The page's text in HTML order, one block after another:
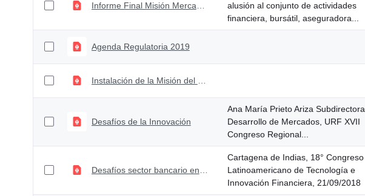
alusión al conjunto de actividades
financiera, bursátil, aseguradora...
Agenda Regulatoria 2019
Desafíos de la Innovación
Ana María Prieto Ariza Subdirectora
Desarrollo de Mercados, URF XVII
Congreso Regional...
Cartagena de Indias, 18° Congreso
Latinoamericano de Tecnología e
Innovación Financiera, 21/09/2018